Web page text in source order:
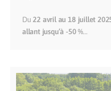
Du 22 avril au 18 juillet
allant jusqu’à -50 %…